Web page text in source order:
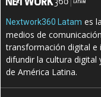
Nextwork360 Latam es
medios de
transformación digital e
difundir la cultura digital
de América Latina.